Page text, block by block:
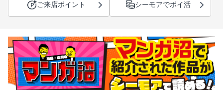
ご来店ポイント シーモアでポイ活